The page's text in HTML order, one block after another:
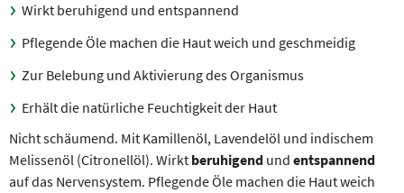
Wirkt beruhigend und entspannend
Pflegende Öle machen die Haut weich und geschmeidig
Zur Belebung und Aktivierung des Organismus
Erhält die natürliche Feuchtigkeit der Haut
Nicht schäumend. Mit Kamillenöl, Lavendelöl und indischem
Melissenöl (Citronellöl). Wirkt beruhigend und entspannend
auf das Nervensystem. Pflegende Öle machen die Haut weich